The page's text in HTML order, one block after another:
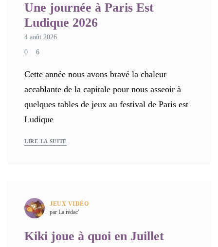
Une journée à Paris Est
Ludique 2026
4 août 2026
0 6
Cette année nous avons bravé la chaleur
accablante de la capitale pour nous asseoir à
quelques tables de jeux au festival de Paris est
Ludique
LIRE LA SUITE
JEUX VIDÉO
par La rédac'
Kiki joue à quoi en Juillet